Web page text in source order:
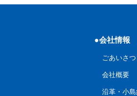
●会社情報
ごあいさつ
会社概要
沿革・小